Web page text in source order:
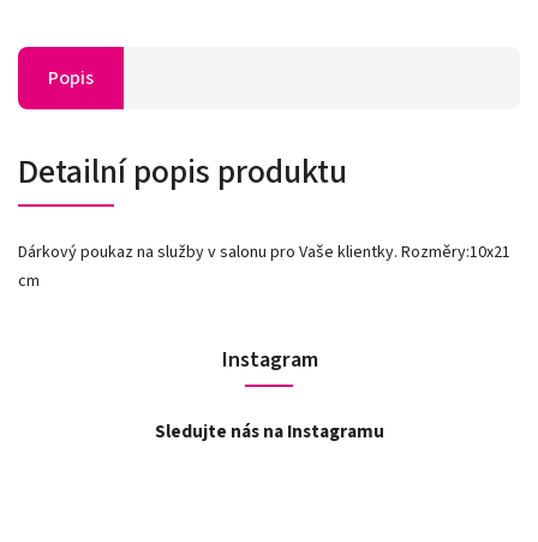
Popis
Detailní popis produktu
Dárkový poukaz na služby v salonu pro Vaše klientky. Rozměry:10x21
cm
Instagram
Sledujte nás na Instagramu